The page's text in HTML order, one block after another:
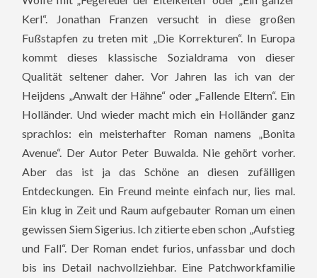
Kerl“. Jonathan Franzen versucht in diese großen
Fußstapfen zu treten mit „Die Korrekturen“. In Europa
kommt dieses klassische Sozialdrama von dieser
Qualität seltener daher. Vor Jahren las ich van der
Heijdens „Anwalt der Hähne“ oder „Fallende Eltern“. Ein
Holländer. Und wieder macht mich ein Holländer ganz
sprachlos: ein meisterhafter Roman namens „Bonita
Avenue“. Der Autor Peter Buwalda. Nie gehört vorher.
Aber das ist ja das Schöne an diesen zufälligen
Entdeckungen. Ein Freund meinte einfach nur, lies mal.
Ein klug in Zeit und Raum aufgebauter Roman um einen
gewissen Siem Sigerius. Ich zitierte eben schon „Aufstieg
und Fall“. Der Roman endet furios, unfassbar und doch
bis ins Detail nachvollziehbar. Eine Patchworkfamilie